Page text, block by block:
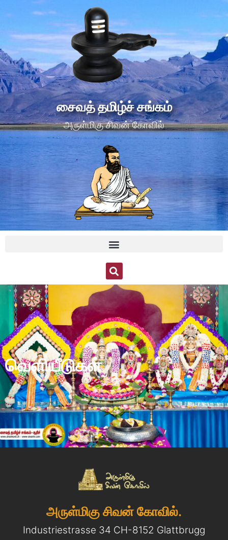
சைவத் தமிழ்ச் சங்கம்
அருள்மிகு சிவன் கோவில்
வெளியீடுகள்
அருள்மிகு சிவன் கோவில்.
Industriestrasse 34 CH-8152 Glattbrugg